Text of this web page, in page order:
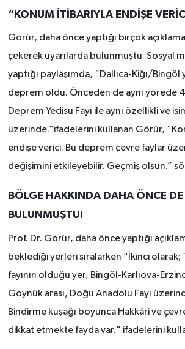
“KONUM İTİBARIYLA ENDİŞE
Görür, daha önce yaptığı birçok
çekerek uyarılarda bulunmuştu. Sosyal
yaptığı paylaşımda, “Dallıca-Kiğı/
deprem oldu. Önceden de aynı yörede
Deprem Yedisu Fayı ile aynı özellikli ve
üzerinde.”ifadelerini kullanan Görür,
endişe verici. Bu deprem çevre faylar
değişimini etkileyebilir. Geçmiş olsun.”
BÖLGE HAKKINDA DAHA ÖNCE
BULUNMUŞTU!
Prof. Dr. Görür, daha önce yaptığı
beklediği yerleri sıralarken “İkinci olarak;
fayının olduğu yer, Bingöl-Karlıova-
Göynük arası, Doğu Anadolu Fayı
Bindirme kuşağı boyunca Hakkâri ve
dikkat etmekte fayda var." ifadelerini